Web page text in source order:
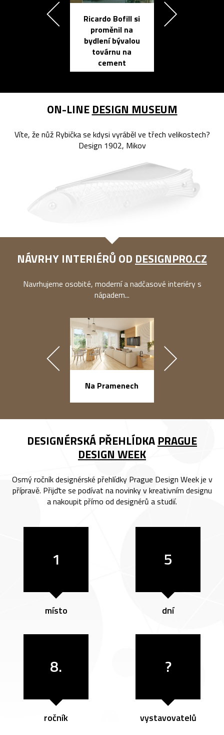
Ricardo Bofill si
proměnil na
bydlení bývalou
továrnu na
cement
ON-LINE DESIGN MUSEUM
Víte, že nůž Rybička se kdysi vyráběl ve třech velikostech?
Design 1902, Mikov
NÁVRHY INTERIÉRŮ OD DESIGNPRO.CZ
Navrhujeme osobité, moderní a nadčasové interiéry s
nápadem...
Na Pramenech
DESIGNÉRSKÁ PŘEHLÍDKA PRAGUE
DESIGN WEEK
Osmý ročník designérské přehlídky Prague Design Week je v
přípravě. Přijďte se podívat na novinky v kreativním designu
a nakoupit přímo od designérů a studií.
1
místo
5
dní
8.
ročník
?
vystavovatelů